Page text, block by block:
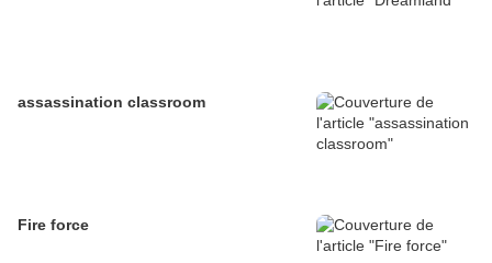
assassination classroom
Fire force